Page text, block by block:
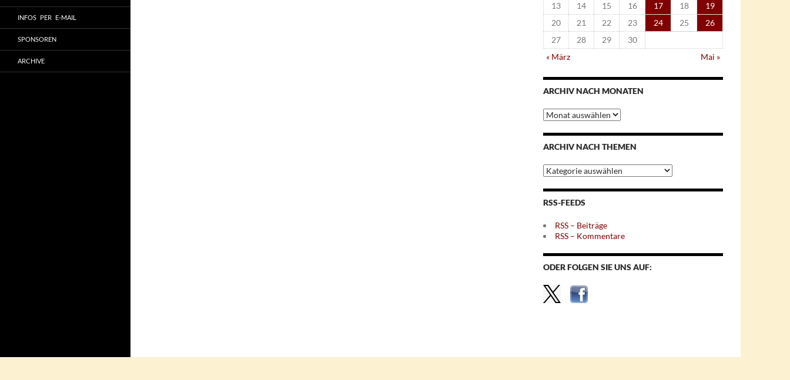
13
14 15 16 17 18
19
20
21 22 23 24 25
26
27
28 29
30
« März
Mai »
ARCHIV NACH MONATEN
Archiv
nach
Monaten
ARCHIV NACH THEMEN
Archiv
nach
Themen
RSS-FEEDS
RSS – Beiträge
RSS – Kommentare
ODER FOLGEN SIE UNS AUF:
INFOS PER E-MAIL
SPONSOREN
ARCHIVE